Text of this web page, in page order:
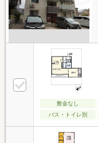
敷金なし
バス・トイレ別